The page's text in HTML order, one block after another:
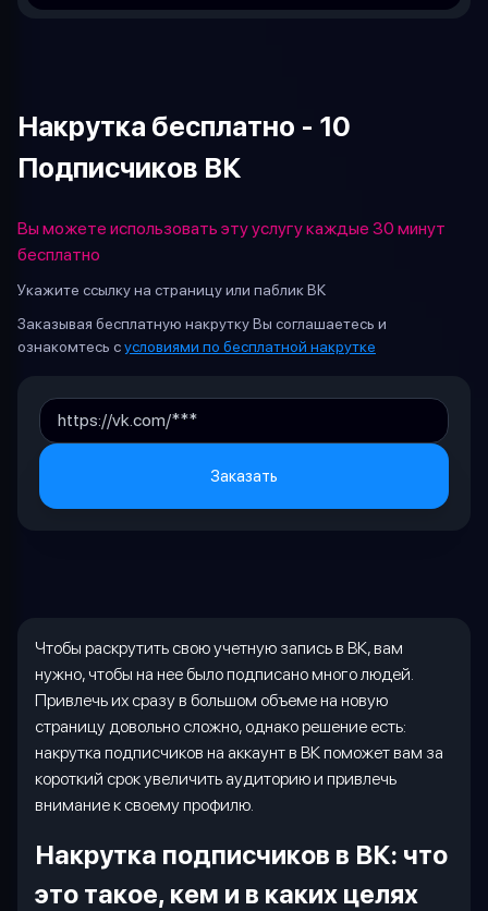
Накрутка бесплатно - 10
Подписчиков ВК
Вы можете использовать эту услугу каждые 30 минут
бесплатно
Укажите ссылку на страницу или паблик ВК
Заказывая бесплатную накрутку Вы соглашаетесь и
ознакомтесь сусловиями по бесплатной накрутке
Заказать
Чтобы раскрутить свою учетную запись в ВК, вам
нужно, чтобы на нее было подписано много людей.
Привлечь их сразу в большом объеме на новую
страницу довольно сложно, однако решение есть:
накрутка подписчиков на аккаунт в ВК поможет вам за
короткий срок увеличить аудиторию и привлечь
внимание к своему профилю.
Накрутка подписчиков в ВК: что
это такое, кем и в каких целях